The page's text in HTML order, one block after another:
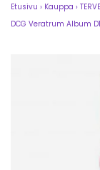
Etusivu › Kauppa ›
DCG Veratrum Album